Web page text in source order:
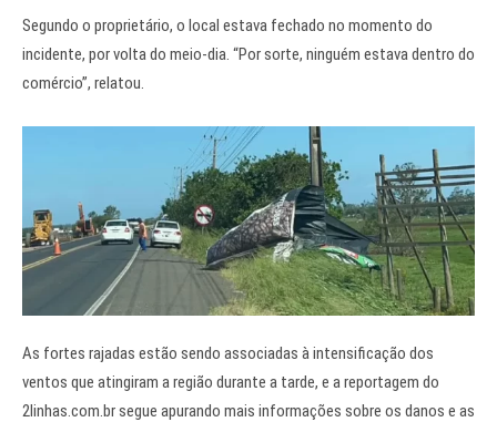
Segundo o proprietário, o local estava fechado no momento do
incidente, por volta do meio-dia. “Por sorte, ninguém estava dentro do
comércio”, relatou.
As fortes rajadas estão sendo associadas à intensificação dos
ventos que atingiram a região durante a tarde, e a reportagem do
2linhas.com.br segue apurando mais informações sobre os danos e as